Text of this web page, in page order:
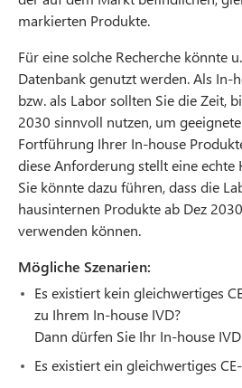
markierten Produkte.
Für eine solche Recherche könnte
Datenbank genutzt werden. Als In-
bzw. als Labor sollten Sie die Zeit,
2030 sinnvoll nutzen, um
Fortführung Ihrer In-house
diese Anforderung stellt eine echte
Sie könnte dazu führen, dass die
hausinternen Produkte ab Dez
verwenden können.
Mögliche Szenarien:
Es existiert kein gleichwertiges
zu Ihrem In-house IVD?
Dann dürfen Sie Ihr In-house
Es existiert ein gleichwertiges